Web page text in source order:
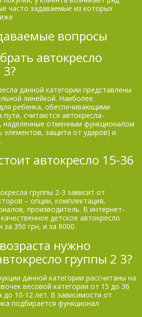
часто задаваемые из которых
вопросы
автокресло
данной категории представлены
линейкой. Наиболее
ребенка, обеспечивающими
пути, считаются автокресла-
наделенные отменным функционалом
элементов, защита от ударов) и
автокресло 15-36
группы 2-3 зависит от
– опции, комплектация,
производитель. В интернет-
детское автокресло
350 грн, и за 8000.
нужно
группы 2 3?
данной категории рассчитаны на
весовой категории от 15 до 36
до 10-12 лет. В зависимости от
подбирается функционал